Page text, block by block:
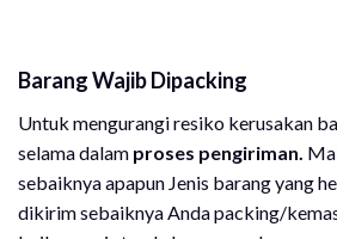
Barang Wajib Dipacking
Untuk mengurangi resiko kerusakan
selama dalam proses pengiriman.
sebaiknya apapun Jenis barang yang
dikirim sebaiknya Anda packing/